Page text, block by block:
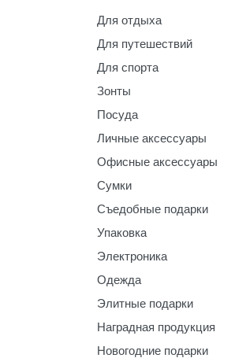
Для отдыха
Для путешествий
Для спорта
Зонты
Посуда
Личные аксессуары
Офисные аксессуары
Сумки
Съедобные подарки
Упаковка
Электроника
Одежда
Элитные подарки
Наградная продукция
Новогодние подарки